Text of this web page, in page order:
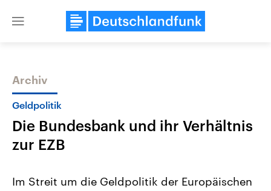
Close
Themen
Archiv
Geldpolitik
Die Bundesbank und ihr Verhältnis
zur EZB
Im Streit um die Geldpolitik der Europäischen